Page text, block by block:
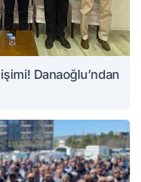
Danaoğlu’ndan